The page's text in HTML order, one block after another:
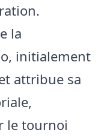
la
initialement
attribue sa
le tournoi